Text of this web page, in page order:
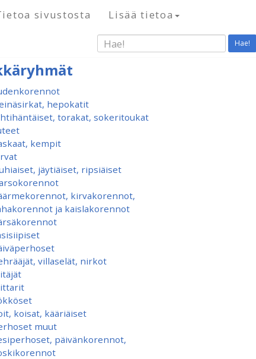
sivustosta Lisää tietoa
Hae!
hepokatit
torakat, sokeritoukat
kempit
jäytiäiset, ripsiäiset
kirvakorennot,
ja kaislakorennot
villaselät, nirkot
koisat, kääriäiset
muut
päivänkorennot,